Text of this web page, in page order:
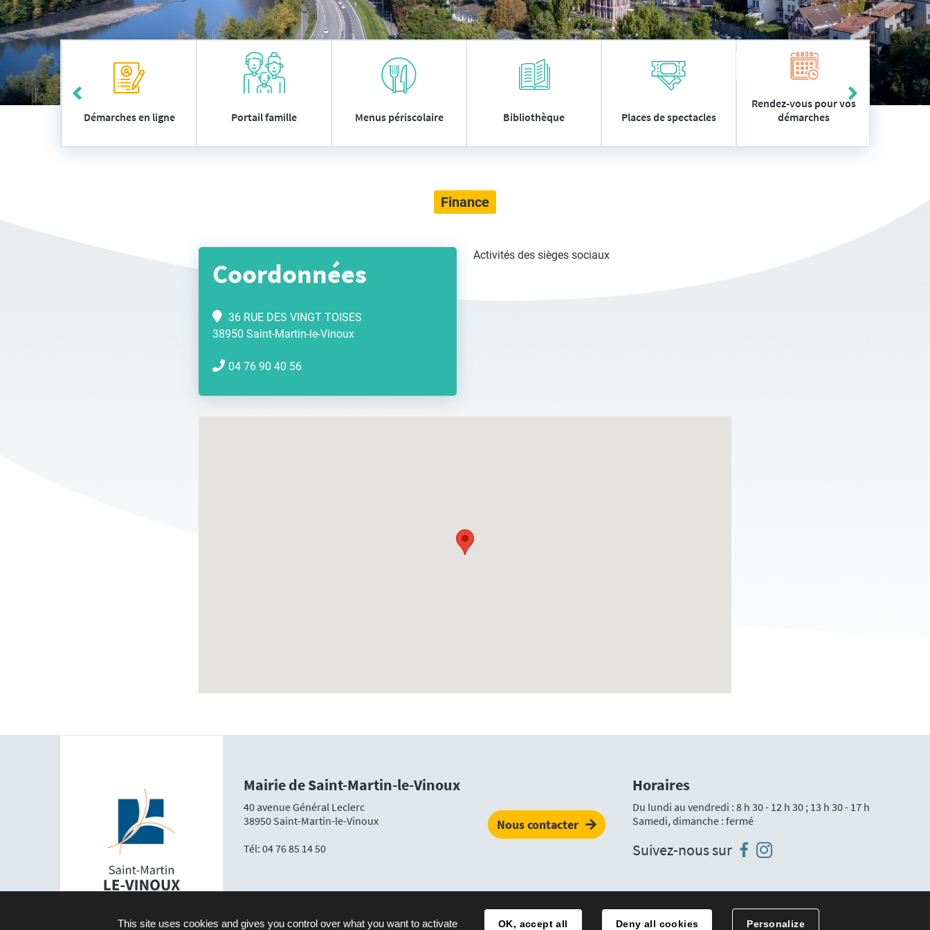
Accès
rapide
Démarches en ligne Portail famille Menus périscolaire Bibliothèque Places de spectacles
Rendez-vous pour vos
démarches
Finance
Coordonnées
36 RUE DES VINGT TOISES
38950 Saint-Martin-le-Vinoux
04 76 90 40 56
Activités des sièges sociaux
Mairie de Saint-Martin-le-Vinoux
40 avenue Général Leclerc
38950 Saint-Martin-le-Vinoux
Tél:04 76 85 14 50
Nous contacter
Horaires
Du lundi au vendredi : 8 h 30 - 12 h 30 ; 13 h 30 - 17 h
Samedi, dimanche : fermé
Suivez-nous sur Facebook
Instagram
Mentions légales Accessibilité Traitement des données
This site uses cookies and gives you control over what you want to activate OK, accept all Deny all cookies Personalize